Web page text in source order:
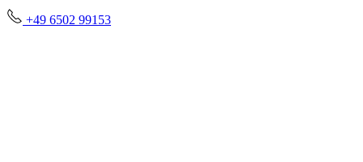
+49 6502 99153